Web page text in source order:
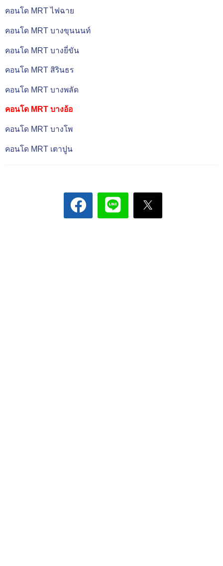
คอนโด MRT ไฟฉาย
คอนโด MRT บางขุนนนท์
คอนโด MRT บางยี่ขัน
คอนโด MRT สิรินธร
คอนโด MRT บางพลัด
คอนโด MRT บางอ้อ
คอนโด MRT บางโพ
คอนโด MRT เตาปูน